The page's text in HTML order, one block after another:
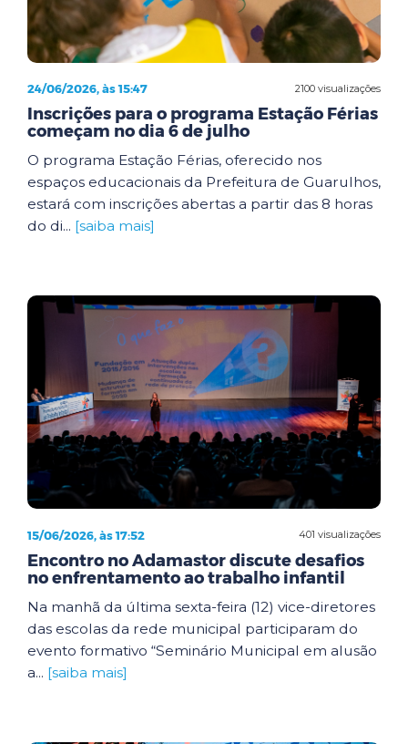
2100 visualizações
24/06/2026, às 15:47
Inscrições para o programa Estação Férias
começam no dia 6 de julho
O programa Estação Férias, oferecido nos
espaços educacionais da Prefeitura de Guarulhos,
estará com inscrições abertas a partir das 8 horas
do di... [saiba mais]
401 visualizações
15/06/2026, às 17:52
Encontro no Adamastor discute desafios
no enfrentamento ao trabalho infantil
Na manhã da última sexta-feira (12) vice-diretores
das escolas da rede municipal participaram do
evento formativo “Seminário Municipal em alusão
a... [saiba mais]